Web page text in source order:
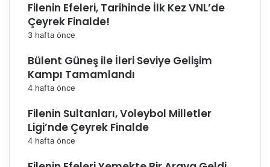
Filenin Efeleri, Tarihinde İlk Kez VNL’de
Çeyrek Finalde!
3 hafta önce
Bülent Güneş ile İleri Seviye Gelişim
Kampı Tamamlandı
4 hafta önce
Filenin Sultanları, Voleybol Milletler
Ligi’nde Çeyrek Finalde
4 hafta önce